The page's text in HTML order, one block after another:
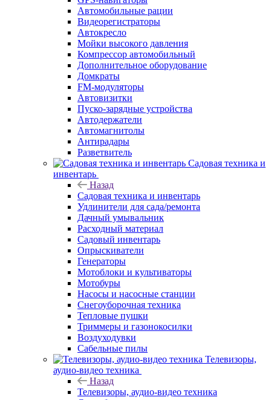
Автомобильные рации
Видеорегистраторы
Автокресло
Мойки высокого давления
Компрессор автомобильный
Дополнительное оборудование
Домкраты
FM-модуляторы
Автовизитки
Пуско-зарядные устройства
Автодержатели
Автомагнитолы
Антирадары
Разветвитель
Садовая техника и
инвентарь
Назад
Садовая техника и инвентарь
Удлинители для сада/ремонта
Дачный умывальник
Расходный материал
Садовый инвентарь
Опрыскиватели
Генераторы
Мотоблоки и культиваторы
Мотобуры
Насосы и насосные станции
Снегоуборочная техника
Тепловые пушки
Триммеры и газонокосилки
Воздуходувки
Сабельные пилы
Телевизоры,
аудио-видео техника
Назад
Телевизоры, аудио-видео техника